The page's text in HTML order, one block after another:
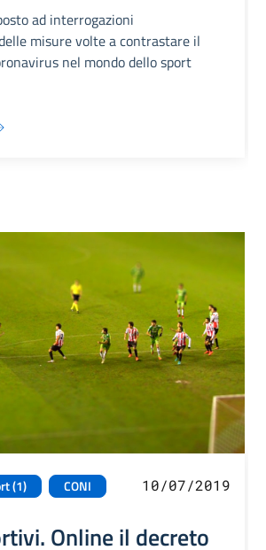
ad interrogazioni
misure volte a contrastare il
nel mondo dello sport
(1) CONI 10/07/2019
Online il decreto